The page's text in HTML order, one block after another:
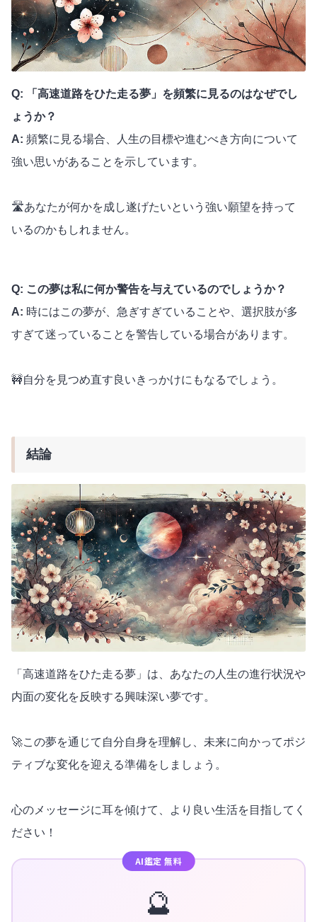
Q: 「高速道路をひた走る夢」を頻繁に見るのはなぜでし
ょうか？
A: 頻繁に見る場合、人生の目標や進むべき方向について
強い思いがあることを示しています。
🛣️あなたが何かを成し遂げたいという強い願望を持って
いるのかもしれません。
Q: この夢は私に何か警告を与えているのでしょうか？
A: 時にはこの夢が、急ぎすぎていることや、選択肢が多
すぎて迷っていることを警告している場合があります。
🚧自分を見つめ直す良いきっかけにもなるでしょう。
結論
「高速道路をひた走る夢」は、あなたの人生の進行状況や
内面の変化を反映する興味深い夢です。
🚀この夢を通じて自分自身を理解し、未来に向かってポジ
ティブな変化を迎える準備をしましょう。
心のメッセージに耳を傾けて、より良い生活を目指してく
ださい！
AI鑑定 無料
🔮